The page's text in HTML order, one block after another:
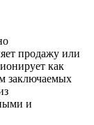
продажу или
как
заключаемых
и